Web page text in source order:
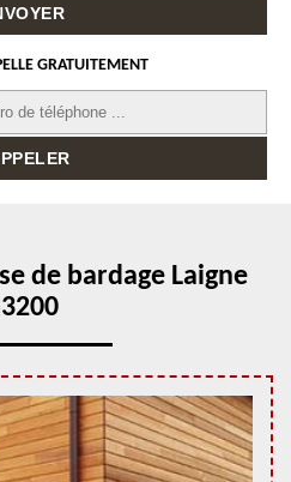
GRATUITEMENT
de bardage Laigne